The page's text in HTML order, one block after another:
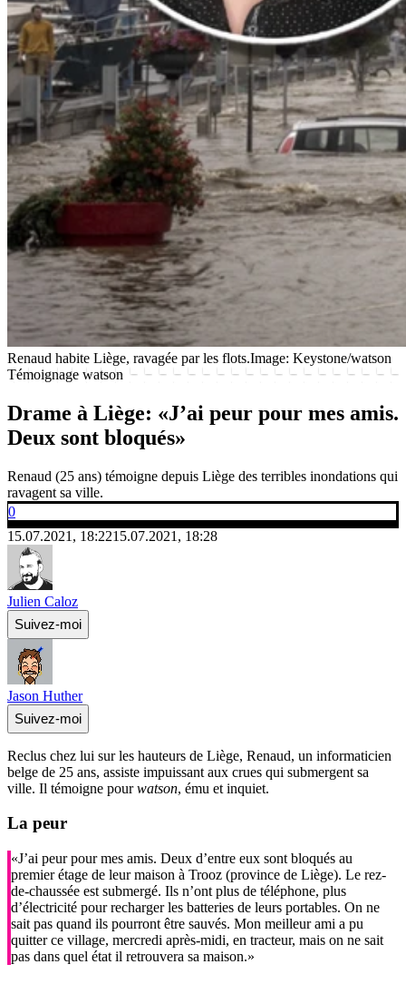
Renaud habite Liège, ravagée par les flots.Image: Keystone/watson
Témoignage watson
Drame à Liège: «J’ai peur pour mes amis.
Deux sont bloqués»
Renaud (25 ans) témoigne depuis Liège des terribles inondations qui
ravagent sa ville.
0
15.07.2021, 18:2215.07.2021, 18:28
Julien Caloz
Suivez-moi
Jason Huther
Suivez-moi
Reclus chez lui sur les hauteurs de Liège, Renaud, un informaticien
belge de 25 ans, assiste impuissant aux crues qui submergent sa
ville. Il témoigne pourwatson, ému et inquiet.
La peur
«J’ai peur pour mes amis. Deux d’entre eux sont bloqués au
premier étage de leur maison à Trooz (province de Liège). Le rez-
de-chaussée est submergé. Ils n’ont plus de téléphone, plus
d’électricité pour recharger les batteries de leurs portables. On ne
sait pas quand ils pourront être sauvés. Mon meilleur ami a pu
quitter ce village, mercredi après-midi, en tracteur, mais on ne sait
pas dans quel état il retrouvera sa maison.»